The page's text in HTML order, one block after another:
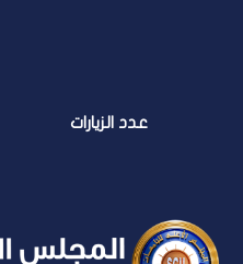
عدد الزيارات